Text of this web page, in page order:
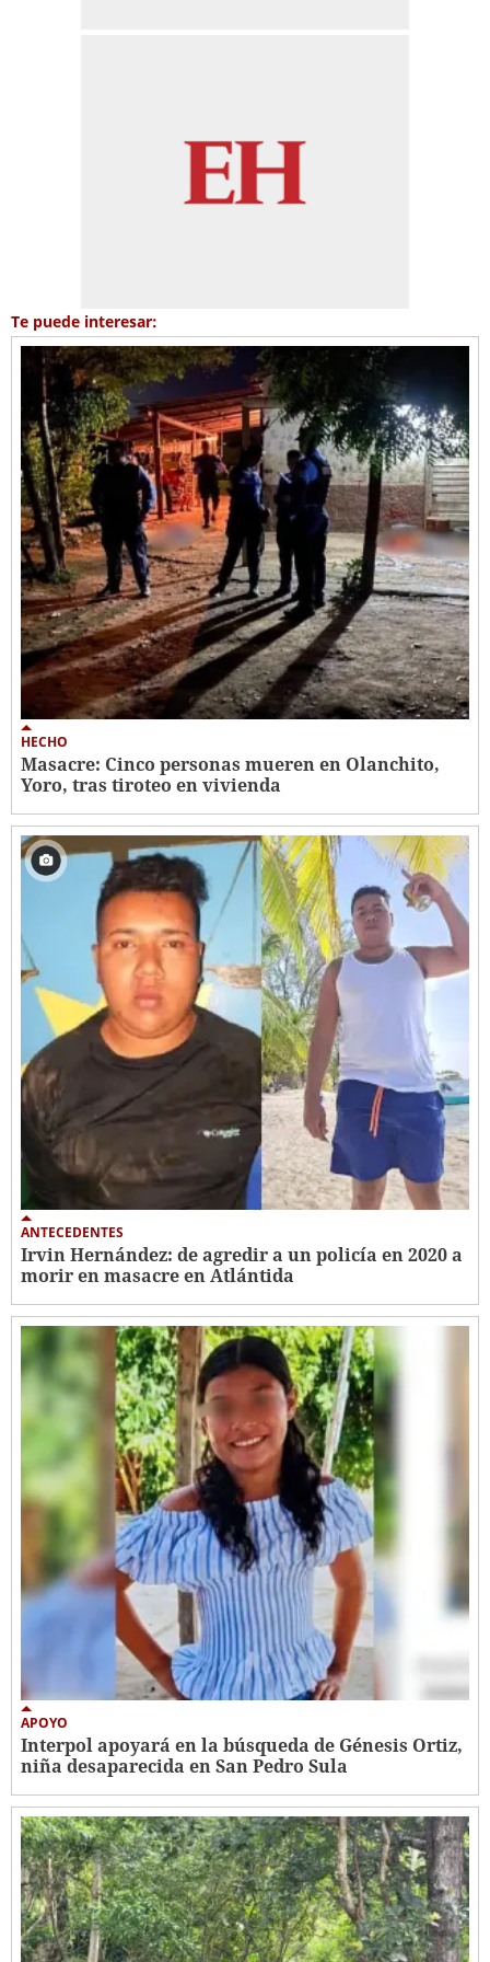
Te puede interesar:
HECHO
Masacre: Cinco personas mueren en Olanchito,
Yoro, tras tiroteo en vivienda
ANTECEDENTES
Irvin Hernández: de agredir a un policía en 2020 a
morir en masacre en Atlántida
APOYO
Interpol apoyará en la búsqueda de Génesis Ortiz,
niña desaparecida en San Pedro Sula